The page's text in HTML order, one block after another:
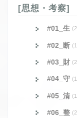
[思想・考察]
#01_生
#02_断
#03_財
#04_守
#05_清
#06_整